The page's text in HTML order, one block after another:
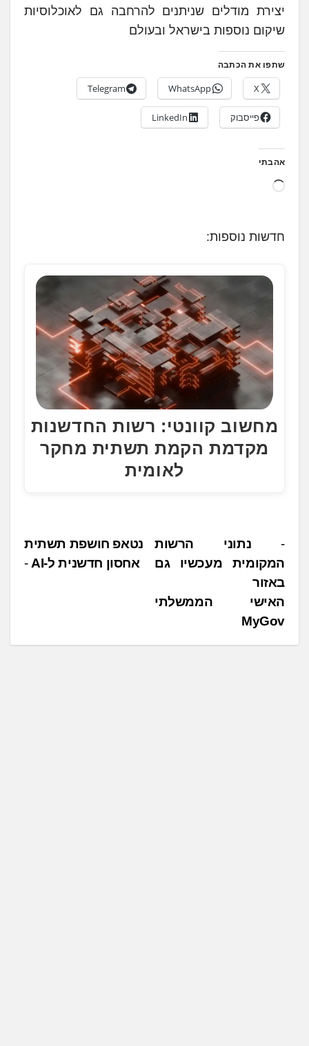
יצירת מודלים שניתנים להרחבה גם לאוכלוסיות
שיקום נוספות בישראל ובעולם
שתפו את הכתבה
X
WhatsApp
Telegram
פייסבוק LinkedIn
אהבתי
ט
.
.
חדשות נוספות:
מחשוב קוונטי: רשות החדשנות
מקדמת הקמת תשתית מחקר
לאומית
נ
י
ו
ו
ט
נטאפ חושפת תשתית
אחסון חדשנית ל-AI
נתוני הרשות
המקומית מעכשיו גם
באזור
האישי הממשלתי
MyGov